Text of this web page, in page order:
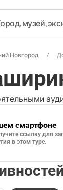
Новгород
смартфоне
ссылку для
в этом туре.